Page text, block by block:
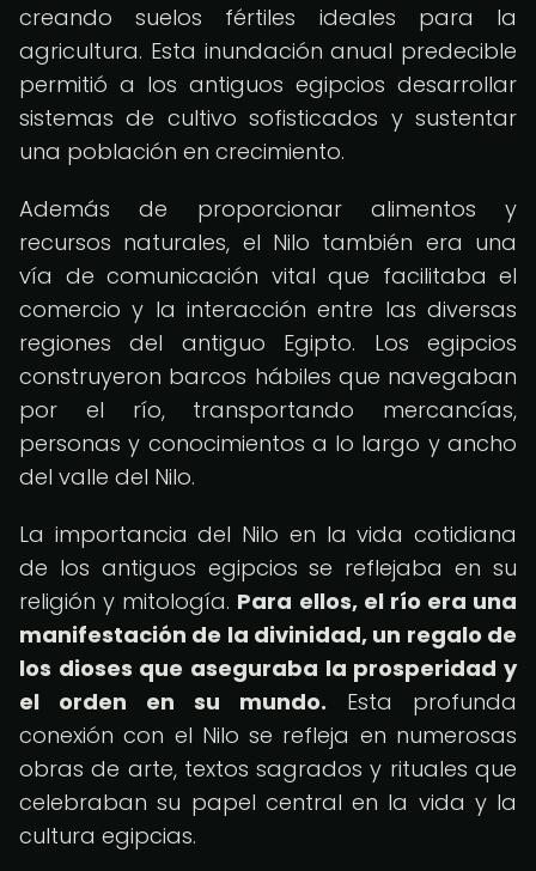
creando suelos fértiles ideales para la
agricultura. Esta inundación anual predecible
permitió a los antiguos egipcios desarrollar
sistemas de cultivo sofisticados y sustentar
una población en crecimiento.
Además de proporcionar alimentos y
recursos naturales, el Nilo también era una
vía de comunicación vital que facilitaba el
comercio y la interacción entre las diversas
regiones del antiguo Egipto. Los egipcios
construyeron barcos hábiles que navegaban
por el río, transportando mercancías,
personas y conocimientos a lo largo y ancho
del valle del Nilo.
La importancia del Nilo en la vida cotidiana
de los antiguos egipcios se reflejaba en su
religión y mitología. Para ellos, el río era una
manifestación de la divinidad, un regalo de
los dioses que aseguraba la prosperidad y
el orden en su mundo. Esta profunda
conexión con el Nilo se refleja en numerosas
obras de arte, textos sagrados y rituales que
celebraban su papel central en la vida y la
cultura egipcias.